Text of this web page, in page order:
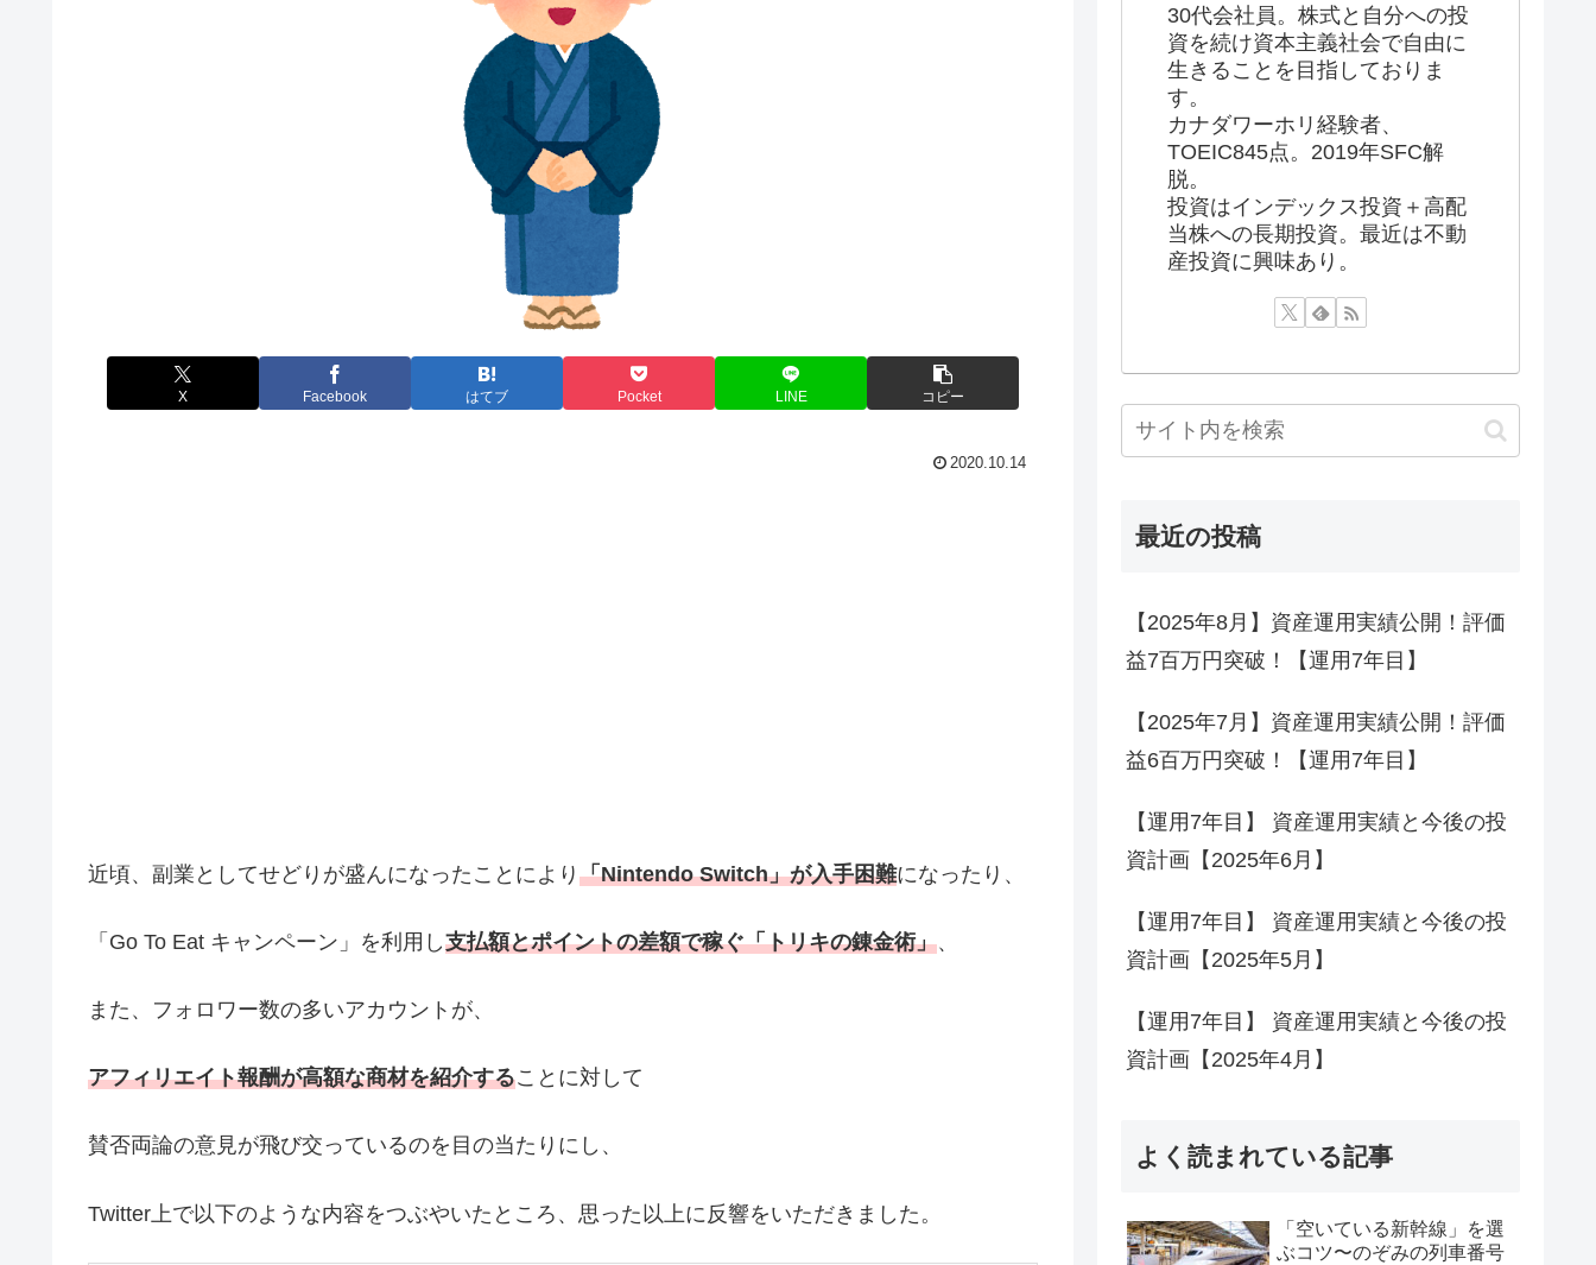
X Facebook はてブ Pocket LINE コピー
2020.10.14
近頃、副業としてせどりが盛んになったことにより 「Nintendo Switch」が入手困難になったり、
「Go To Eat キャンペーン」を利用し支払額とポイントの差額で稼ぐ「トリキの錬金術」、
また、フォロワー数の多いアカウントが、
アフィリエイト報酬が高額な商材を紹介することに対して
賛否両論の意見が飛び交っているのを目の当たりにし、
Twitter上で以下のような内容をつぶやいたところ、思った以上に反響をいただきました。
30代会社員。株式と自分への投
資を続け資本主義社会で自由に
生きることを目指しておりま
す。
カナダワーホリ経験者、
TOEIC845点。2019年SFC解
脱。
投資はインデックス投資＋高配
当株への長期投資。最近は不動
産投資に興味あり。
最近の投稿
【2025年8月】資産運用実績公開！評価
益7百万円突破！【運用7年目】
【2025年7月】資産運用実績公開！評価
益6百万円突破！【運用7年目】
【運用7年目】 資産運用実績と今後の投
資計画【2025年6月】
【運用7年目】 資産運用実績と今後の投
資計画【2025年5月】
【運用7年目】 資産運用実績と今後の投
資計画【2025年4月】
よく読まれている記事
「空いている新幹線」を選
ぶコツ〜のぞみの列車番号